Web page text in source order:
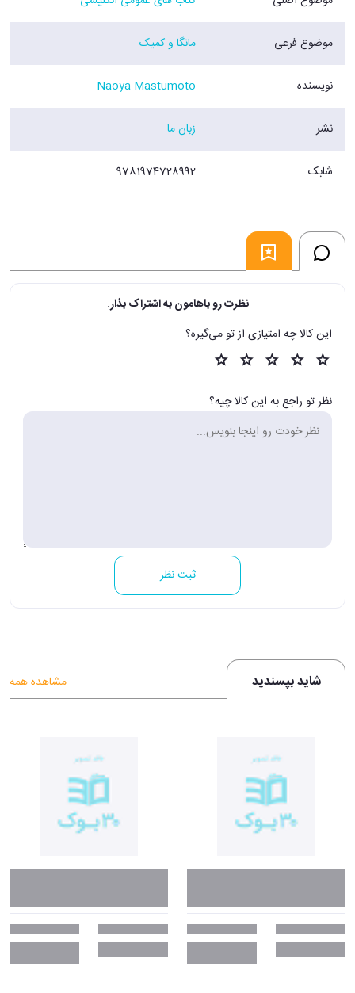
موضوع فرعی مانگا و کمیک
نویسنده Naoya Mastumoto
نشر زبان ما
شابک 9781974728992
نظرت رو باهامون به اشتراک بذار.
این کالا چه امتیازی از تو می‌گیره؟
نظر تو راجع به این کالا چیه؟
ثبت نظر
شاید بپسندید مشاهده همه